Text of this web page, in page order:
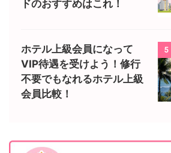
ドのおすすめはこれ！
5
ホテル上級会員になって
VIP待遇を受けよう！修行
不要でもなれるホテル上級
会員比較！